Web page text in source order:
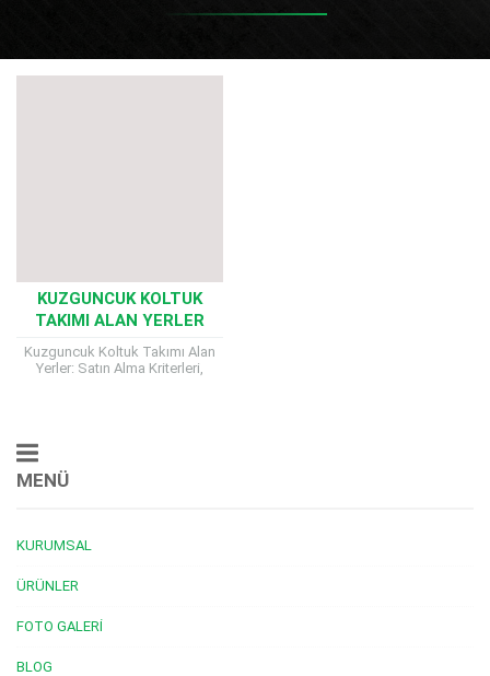
KUZGUNCUK KOLTUK
TAKIMI ALAN YERLER
Kuzguncuk Koltuk Takımı Alan
Yerler: Satın Alma Kriterleri,
MENÜ
KURUMSAL
ÜRÜNLER
FOTO GALERI
BLOG